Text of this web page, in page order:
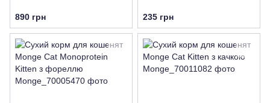
890 грн 235 грн